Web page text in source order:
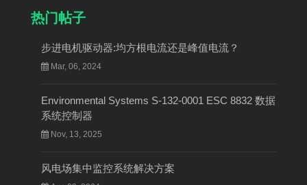
热门帖子
步进电机驱动器:均方根电流还是峰值电流？
Mar, 06, 2024
Environmental Systems S-132-0001 ESC 8832 数据
系统控制器
Nov, 13, 2025
风电场集中监控系统解决方案